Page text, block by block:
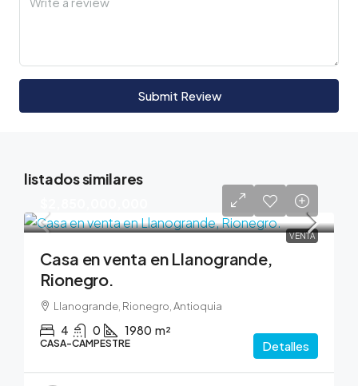
Submit Review
listados similares
VENTA
Casa en venta en Llanogrande,
Rionegro.
Llanogrande, Rionegro, Antioquia
4 0 1980 m²
CASA-CAMPESTRE Detalles